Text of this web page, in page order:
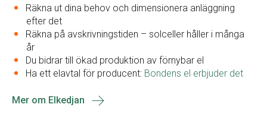
Räkna ut dina behov och dimensionera anläggning
efter det
Räkna på avskrivningstiden – solceller håller i många
år
Du bidrar till ökad produktion av förnybar el
Ha ett elavtal för producent: Bondens el erbjuder det
Mer om Elkedjan